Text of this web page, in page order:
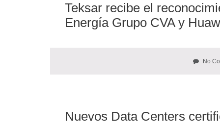
Teksar recibe el
Energía Grupo CVA y
No
Nuevos Data Centers